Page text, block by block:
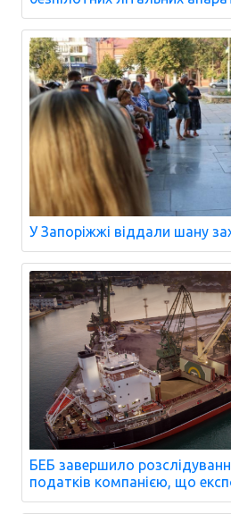
У Запоріжжі віддали шану
БЕБ завершило
податків компанією, що